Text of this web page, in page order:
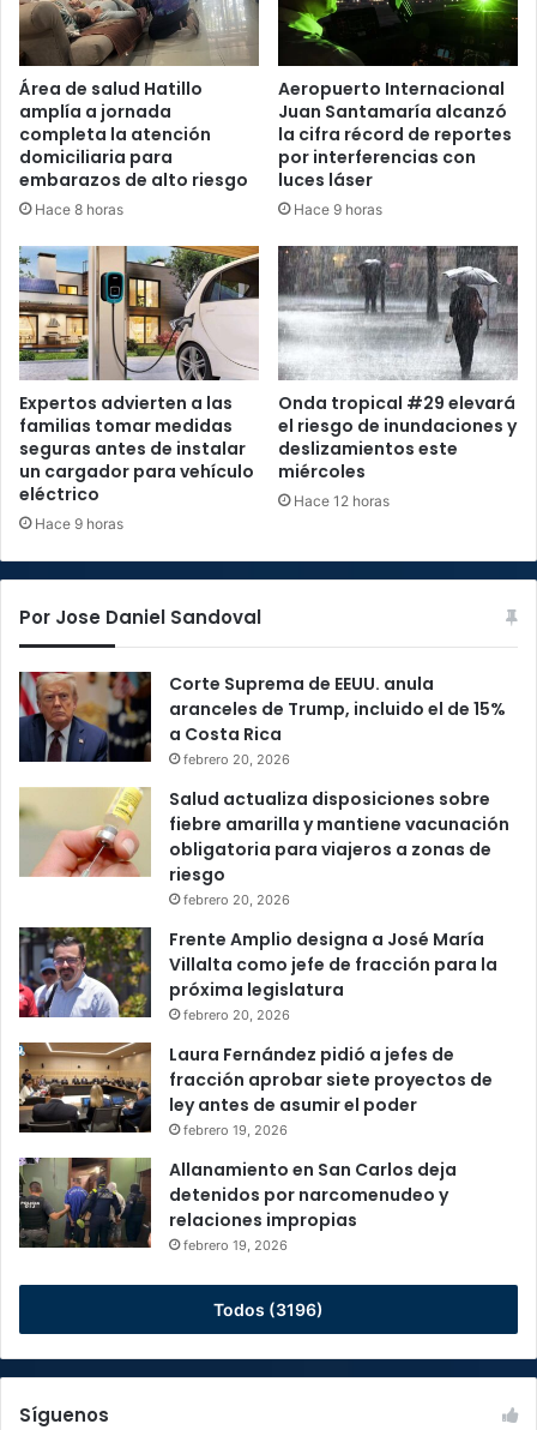
Área de salud Hatillo
amplía a jornada
completa la atención
domiciliaria para
embarazos de alto riesgo
Hace 8 horas
Aeropuerto Internacional
Juan Santamaría alcanzó
la cifra récord de reportes
por interferencias con
luces láser
Hace 9 horas
Expertos advierten a las
familias tomar medidas
seguras antes de instalar
un cargador para vehículo
eléctrico
Hace 9 horas
Onda tropical #29 elevará
el riesgo de inundaciones y
deslizamientos este
miércoles
Hace 12 horas
Por Jose Daniel Sandoval
Corte Suprema de EEUU. anula
aranceles de Trump, incluido el de 15%
a Costa Rica
febrero 20, 2026
Salud actualiza disposiciones sobre
fiebre amarilla y mantiene vacunación
obligatoria para viajeros a zonas de
riesgo
febrero 20, 2026
Frente Amplio designa a José María
Villalta como jefe de fracción para la
próxima legislatura
febrero 20, 2026
Laura Fernández pidió a jefes de
fracción aprobar siete proyectos de
ley antes de asumir el poder
febrero 19, 2026
Allanamiento en San Carlos deja
detenidos por narcomenudeo y
relaciones impropias
febrero 19, 2026
Todos (3196)
Síguenos